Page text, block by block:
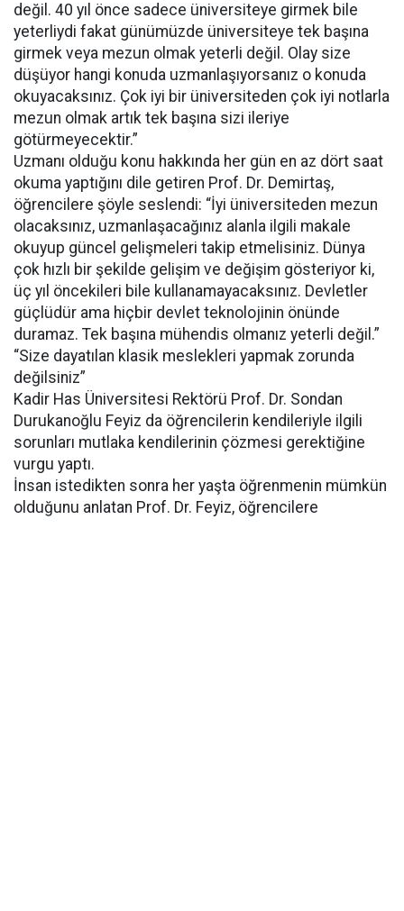
değil. 40 yıl önce sadece üniversiteye girmek bile
yeterliydi fakat günümüzde üniversiteye tek başına
girmek veya mezun olmak yeterli değil. Olay size
düşüyor hangi konuda uzmanlaşıyorsanız o konuda
okuyacaksınız. Çok iyi bir üniversiteden çok iyi notlarla
mezun olmak artık tek başına sizi ileriye
götürmeyecektir.”
Uzmanı olduğu konu hakkında her gün en az dört saat
okuma yaptığını dile getiren Prof. Dr. Demirtaş,
öğrencilere şöyle seslendi: “İyi üniversiteden mezun
olacaksınız, uzmanlaşacağınız alanla ilgili makale
okuyup güncel gelişmeleri takip etmelisiniz. Dünya
çok hızlı bir şekilde gelişim ve değişim gösteriyor ki,
üç yıl öncekileri bile kullanamayacaksınız. Devletler
güçlüdür ama hiçbir devlet teknolojinin önünde
duramaz. Tek başına mühendis olmanız yeterli değil.”
“Size dayatılan klasik meslekleri yapmak zorunda
değilsiniz”
Kadir Has Üniversitesi Rektörü Prof. Dr. Sondan
Durukanoğlu Feyiz da öğrencilerin kendileriyle ilgili
sorunları mutlaka kendilerinin çözmesi gerektiğine
vurgu yaptı.
İnsan istedikten sonra her yaşta öğrenmenin mümkün
olduğunu anlatan Prof. Dr. Feyiz, öğrencilere